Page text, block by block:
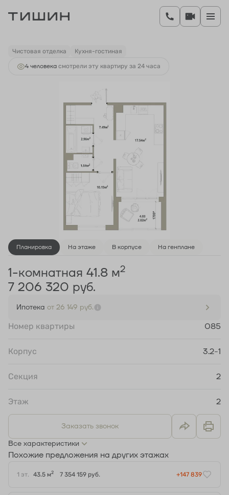
1-комнатная 41.8 м 7 206 320 руб.
Ипотекаот 26 149 руб.
Чистовая отделка Кухня-гостиная
4 человекa смотрели эту квартиру за 24 часа
Планировка На этаже В корпусе На генплане
1-комнатная 41.8 м2
7 206 320 руб.
Ипотека от 26 149 руб.
Номер квартиры 085
Корпус 3.2-1
Секция 2
Этаж 2
Заказать звонок
Все характеристики
Похожие предложения на других этажах
1 эт. 43.5 м2 7 354 159 руб. +147 839